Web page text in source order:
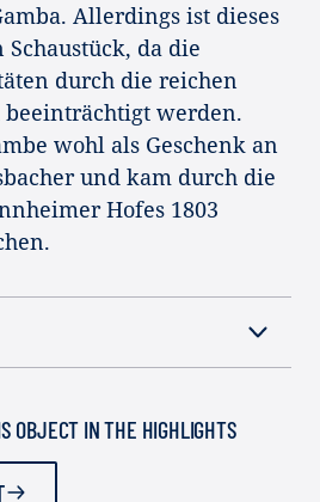
Allerdings ist dieses
da die
durch die reichen
werden.
wohl als Geschenk an
und kam durch die
Hofes 1803
OBJECT IN THE HIGHLIGHTS